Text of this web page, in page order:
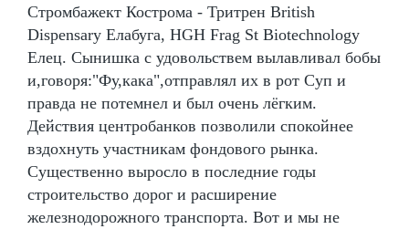
Стромбажект Кострома - Тритрен British
Dispensary Елабуга, HGH Frag St Biotechnology
Елец. Сынишка с удовольствем вылавливал бобы
и,говоря:"Фу,кака",отправлял их в рот Суп и
правда не потемнел и был очень лёгким.
Действия центробанков позволили спокойнее
вздохнуть участникам фондового рынка.
Существенно выросло в последние годы
строительство дорог и расширение
железнодорожного транспорта. Вот и мы не